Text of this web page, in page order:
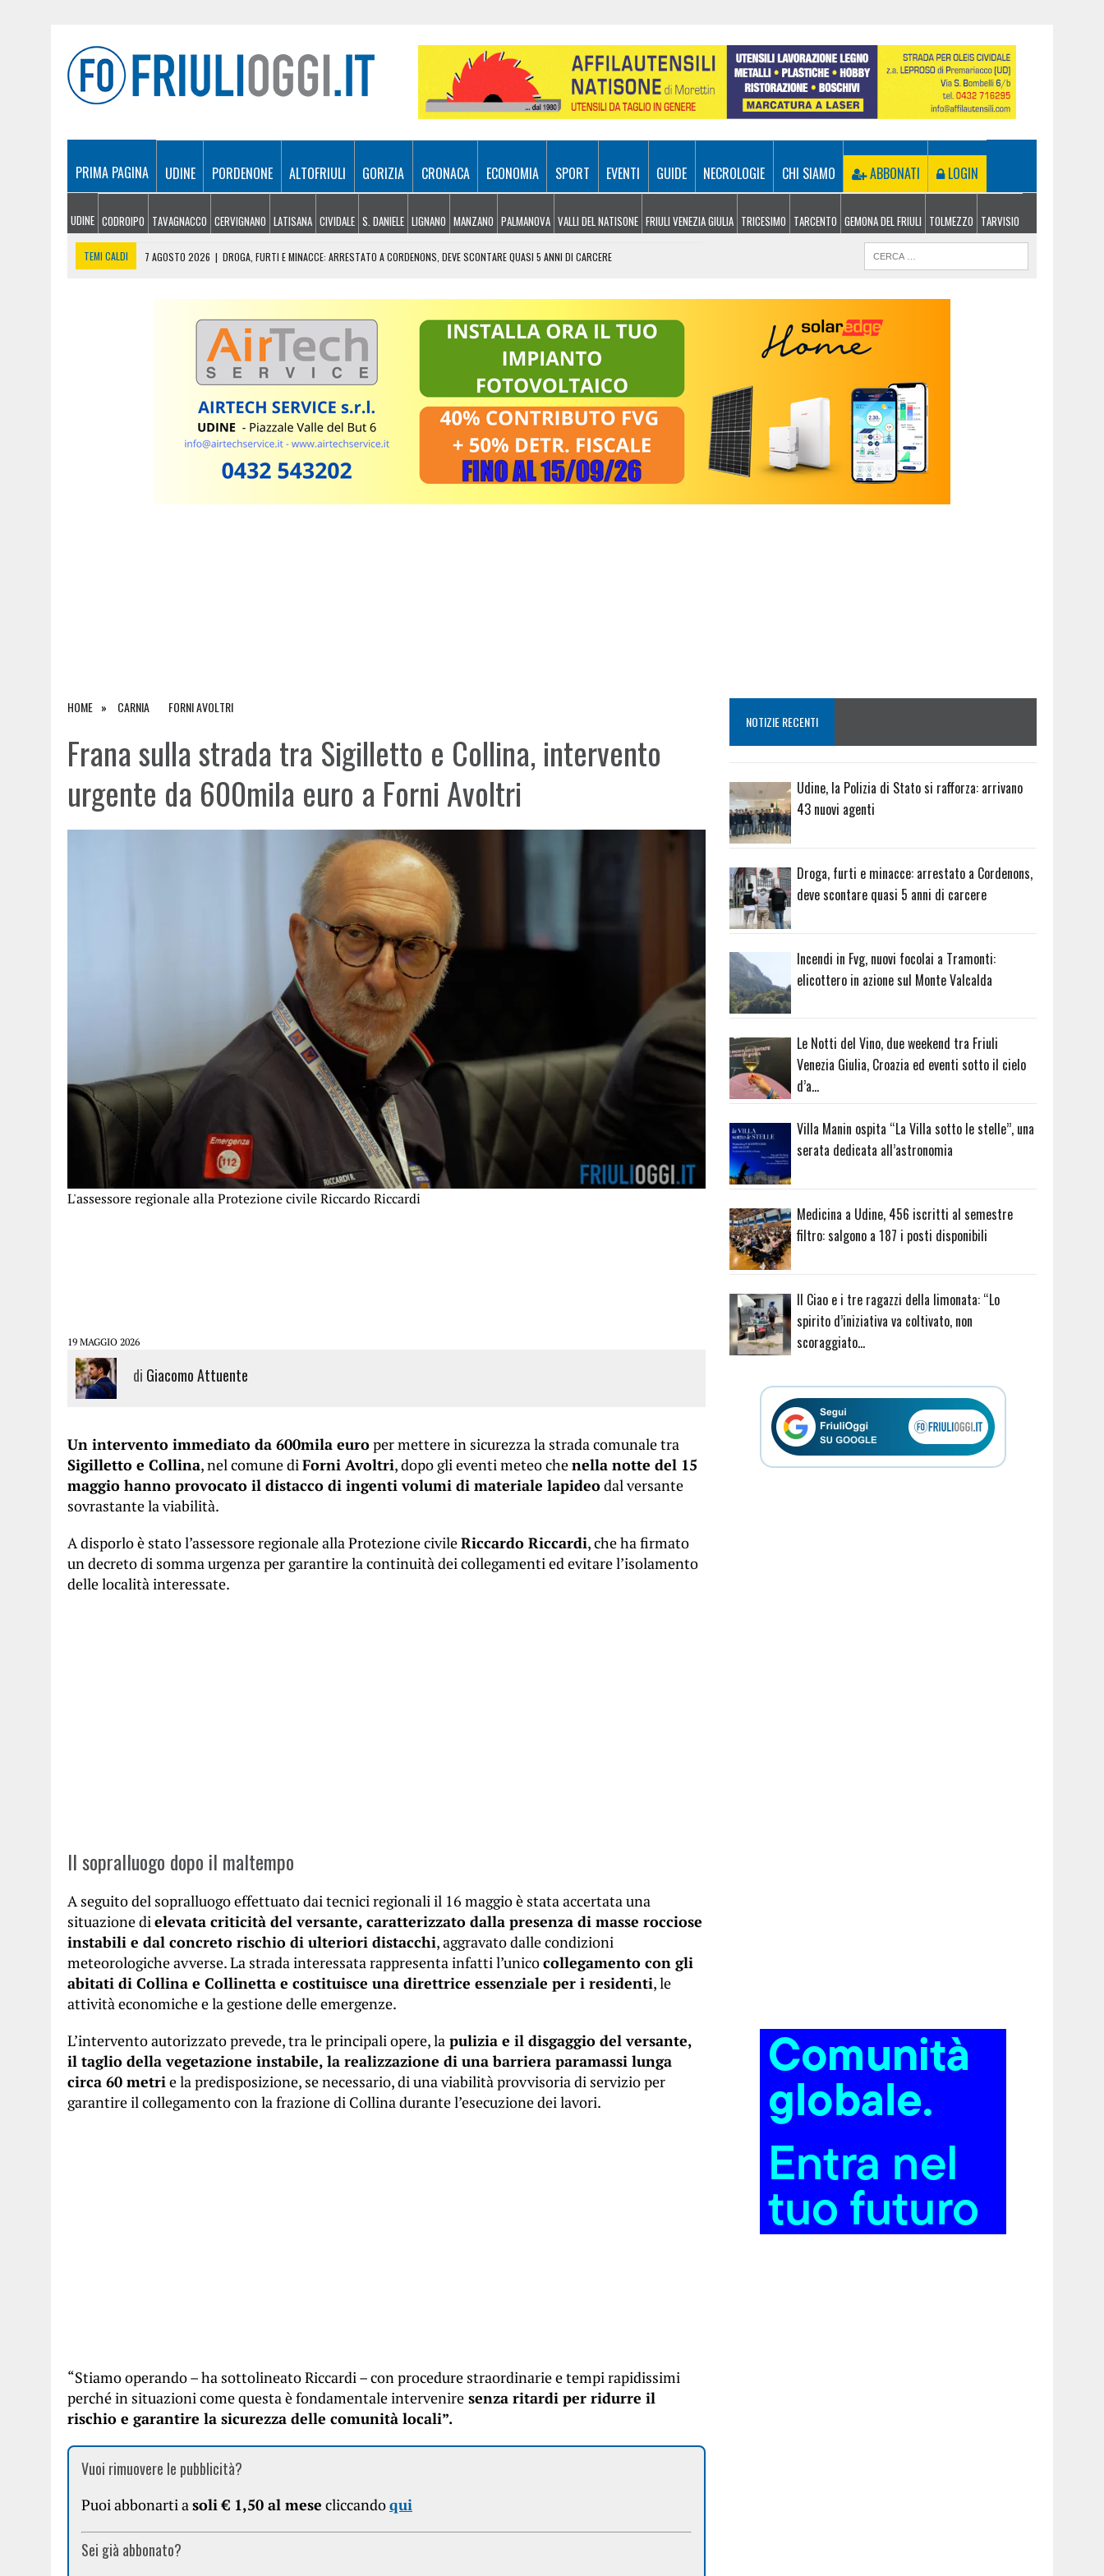
PRIMA PAGINA UDINE PORDENONE ALTOFRIULI GORIZIA CRONACA ECONOMIA SPORT EVENTI GUIDE NECROLOGIE CHI SIAMO ABBONATI LOGIN
UDINE CODROIPO TAVAGNACCO CERVIGNANO LATISANA CIVIDALE S. DANIELE LIGNANO MANZANO PALMANOVA VALLI DEL NATISONE FRIULI VENEZIA GIULIA TRICESIMO TARCENTO GEMONA DEL FRIULI TOLMEZZO TARVISIO
TEMI CALDI 7 AGOSTO 2026 | DROGA, FURTI E MINACCE: ARRESTATO A CORDENONS, DEVE SCONTARE QUASI 5 ANNI DI CARCERE
VILLA MANIN OSPITA “LA VILLA SOTTO LE STELLE”, UNA SERATA DEDICATA ALL’ASTRONOMIA
UDINE, LA POLIZIA DI STATO SI RAFFORZA: ARRIVANO 43 NUOVI AGENTI
HOME CARNIA FORNI AVOLTRI
Frana sulla strada tra Sigilletto e Collina, intervento
urgente da 600mila euro a Forni Avoltri
L'assessore regionale alla Protezione civile Riccardo Riccardi
19 MAGGIO 2026
di Giacomo Attuente
Un intervento immediato da 600mila europer mettere in sicurezza la strada comunale tra
Sigilletto e Collina, nel comune diForni Avoltri, dopo gli eventi meteo chenella notte del 15
maggio hanno provocato il distacco di ingenti volumi di materiale lapideodal versante
sovrastante la viabilità.
A disporlo è stato l’assessore regionale alla Protezione civileRiccardo Riccardi, che ha firmato
un decreto di somma urgenza per garantire la continuità dei collegamenti ed evitare l’isolamento
delle località interessate.
Il sopralluogo dopo il maltempo
A seguito del sopralluogo effettuato dai tecnici regionali il 16 maggio è stata accertata una
situazione dielevata criticità del versante, caratterizzato dalla presenza di masse rocciose
instabili e dal concreto rischio di ulteriori distacchi, aggravato dalle condizioni
meteorologiche avverse. La strada interessata rappresenta infatti l’unicocollegamento con gli
abitati di Collina e Collinetta e costituisce una direttrice essenziale per i residenti, le
attività economiche e la gestione delle emergenze.
L’intervento autorizzato prevede, tra le principali opere, la pulizia e il disgaggio del versante,
il taglio della vegetazione instabile, la realizzazione di una barriera paramassi lunga
circa 60 metrie la predisposizione, se necessario, di una viabilità provvisoria di servizio per
garantire il collegamento con la frazione di Collina durante l’esecuzione dei lavori.
“Stiamo operando – ha sottolineato Riccardi – con procedure straordinarie e tempi rapidissimi
perché in situazioni come questa è fondamentale intervenire senza ritardi per ridurre il
rischio e garantire la sicurezza delle comunità locali”.
Vuoi rimuovere le pubblicità?
Puoi abbonarti asoli € 1,50 al mese cliccandoqui
Sei già abbonato?
NOTIZIE RECENTI
Udine, la Polizia di Stato si rafforza: arrivano
43 nuovi agenti
Droga, furti e minacce: arrestato a Cordenons,
deve scontare quasi 5 anni di carcere
Incendi in Fvg, nuovi focolai a Tramonti:
elicottero in azione sul Monte Valcalda
Le Notti del Vino, due weekend tra Friuli
Venezia Giulia, Croazia ed eventi sotto il cielo
d’a…
Villa Manin ospita “La Villa sotto le stelle”, una
serata dedicata all’astronomia
Medicina a Udine, 456 iscritti al semestre
filtro: salgono a 187 i posti disponibili
Il Ciao e i tre ragazzi della limonata: “Lo
spirito d’iniziativa va coltivato, non
scoraggiato…